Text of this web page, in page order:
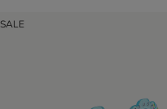
SALE